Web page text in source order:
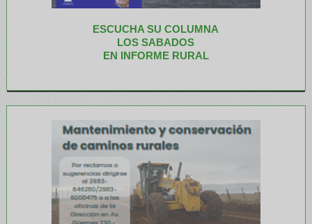
ESCUCHA SU COLUMNA
LOS SABADOS
EN INFORME RURAL